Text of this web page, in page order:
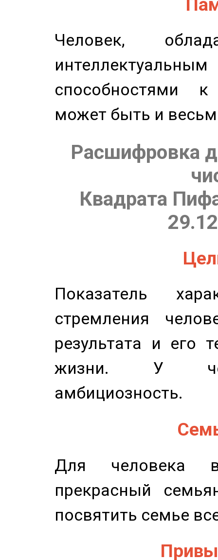
Человек,
способностями
может быть и
Расшифровка
Квадрата
Показатель
стремления
результата и его
жизни. У
амбициозность.
Для человека
прекрасный
посвятить семье